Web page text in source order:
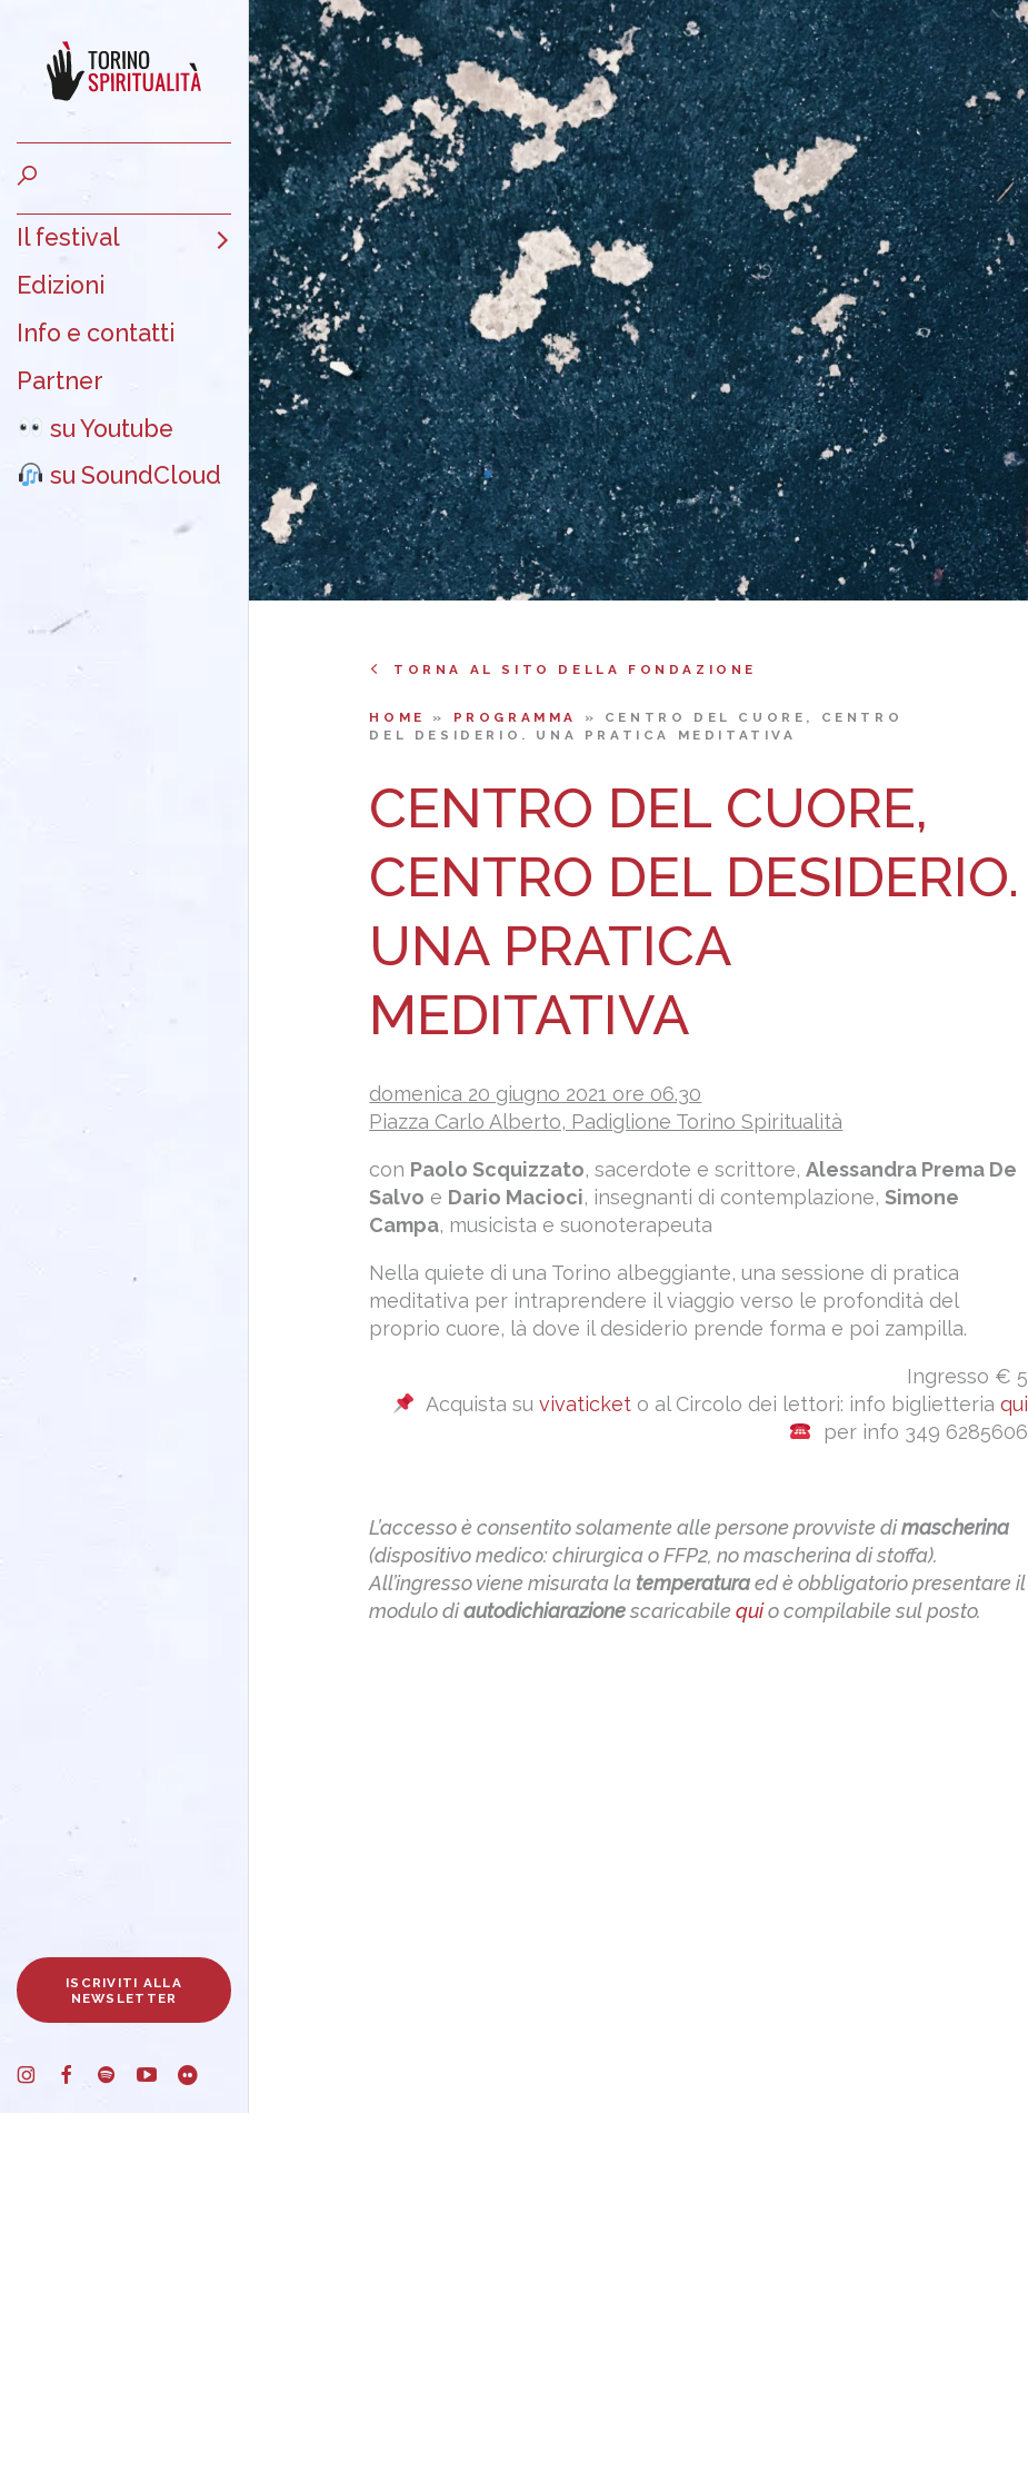
Il festival
Edizioni
Info e contatti
Partner
su Youtube
su SoundCloud
ISCRIVITI ALLA
NEWSLETTER
TORNA AL SITO DELLA FONDAZIONE
HOME » PROGRAMMA » CENTRO DEL CUORE, CENTRO
DEL DESIDERIO. UNA PRATICA MEDITATIVA
CENTRO DEL CUORE,
CENTRO DEL DESIDERIO.
UNA PRATICA
MEDITATIVA
domenica 20 giugno 2021 ore 06.30
Piazza Carlo Alberto, Padiglione Torino Spiritualità
con Paolo Scquizzato, sacerdote e scrittore,Alessandra Prema De
Salvo e Dario Macioci, insegnanti di contemplazione,Simone
Campa, musicista e suonoterapeuta
Nella quiete di una Torino albeggiante, una sessione di pratica
meditativa per intraprendere il viaggio verso le profondità del
proprio cuore, là dove il desiderio prende forma e poi zampilla.
Ingresso € 5
Acquista su vivaticketo al Circolo dei lettori: info biglietteria qui
per info 349 6285606
L’accesso è consentito solamente alle persone provviste dimascherina
(dispositivo medico: chirurgica o FFP2, no mascherina di stoffa).
All’ingresso viene misurata la temperaturaed è obbligatorio presentare il
modulo diautodichiarazionescaricabilequio compilabile sul posto.